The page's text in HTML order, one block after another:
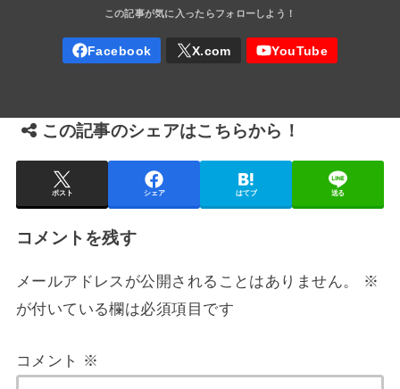
この記事のシェアはこちらから！
ポスト シェア はてブ 送る
コメントを残す
メールアドレスが公開されることはありません。
※
が付いている欄は必須項目です
コメント ※